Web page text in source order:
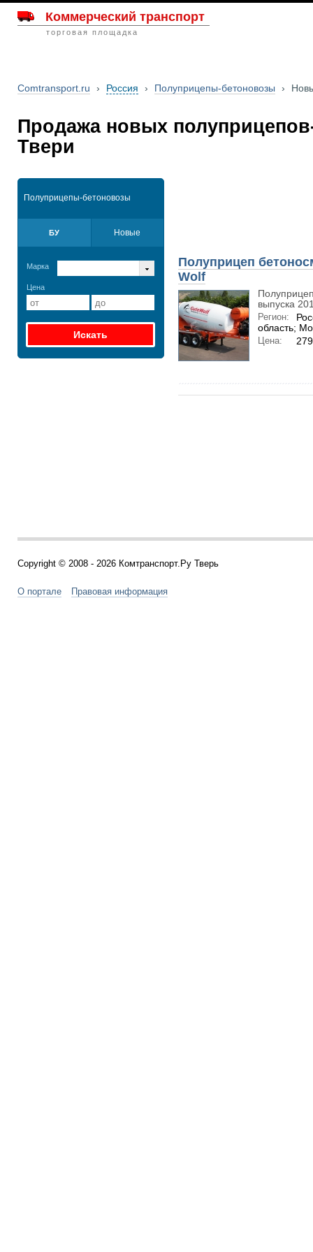
Коммерческий транспорт
торговая площадка
Comtransport.ru › Россия › Полуприцепы-бетоновозы ›
Продажа новых
Твери
Полуприцепы-бетоновозы
БУ Новые
Марка
Цена
Полуприцеп
Wolf
выпуска
Регион:
область;
Цена:
Copyright © 2008 - 2026 Комтранспорт.Ру Тверь
О портале Правовая информация